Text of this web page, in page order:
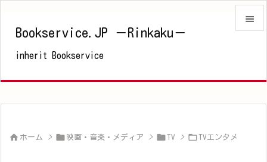
Bookservice.JP －Rinkaku－
inherit Bookservice


 ホーム >  映画・音楽・メディア > TV > TVエンタメ